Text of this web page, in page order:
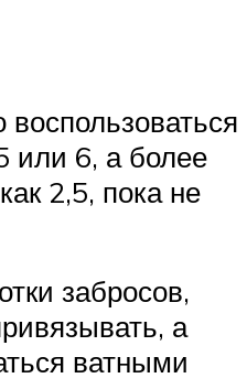
или 6, а более
2,5, пока не
забросов,
а
ватными